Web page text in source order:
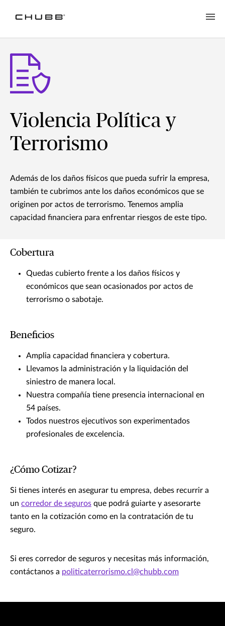
Violencia Política y
Terrorismo
Además de los daños físicos que pueda sufrir la empresa,
también te cubrimos ante los daños económicos que se
originen por actos de terrorismo. Tenemos amplia
capacidad financiera para enfrentar riesgos de este tipo.
Cobertura
Quedas cubierto frente a los daños físicos y
económicos que sean ocasionados por actos de
terrorismo o sabotaje.
Beneficios
Amplia capacidad financiera y cobertura.
Llevamos la administración y la liquidación del
siniestro de manera local.
Nuestra compañía tiene presencia internacional en
54 países.
Todos nuestros ejecutivos son experimentados
profesionales de excelencia.
¿Cómo Cotizar?
Si tienes interés en asegurar tu empresa, debes recurrir a
un corredor de seguros que podrá guiarte y asesorarte
tanto en la cotización como en la contratación de tu
seguro.
Si eres corredor de seguros y necesitas más información,
contáctanos a politicaterrorismo.cl@chubb.com